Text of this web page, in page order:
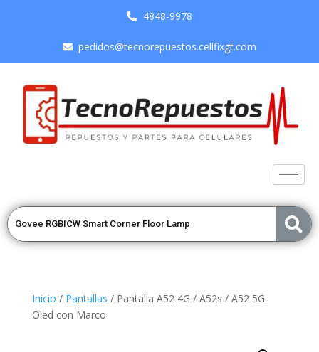
4848-9978
pedidos@tecnorepuestos.cellfixgt.com
Inicio / Pantallas / Pantalla A52 4G / A52s / A52 5G
Oled con Marco